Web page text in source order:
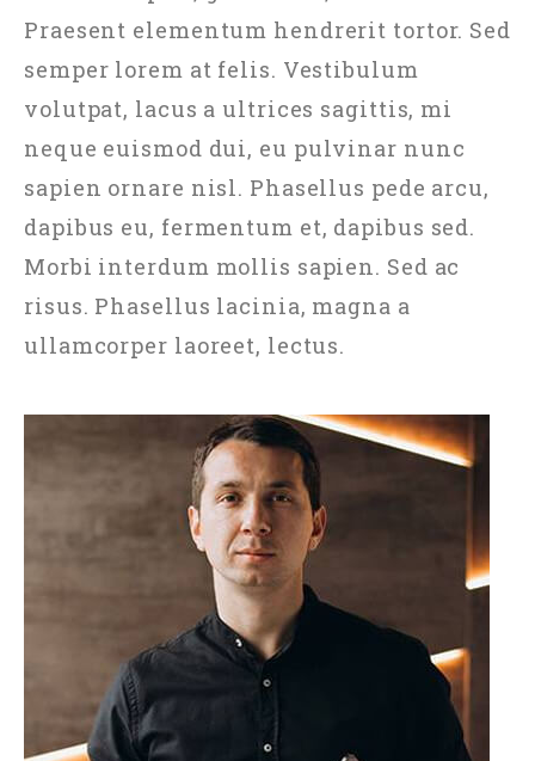
Praesent elementum hendrerit tortor. Sed
semper lorem at felis. Vestibulum
volutpat, lacus a ultrices sagittis, mi
neque euismod dui, eu pulvinar nunc
sapien ornare nisl. Phasellus pede arcu,
dapibus eu, fermentum et, dapibus sed.
Morbi interdum mollis sapien. Sed ac
risus. Phasellus lacinia, magna a
ullamcorper laoreet, lectus.